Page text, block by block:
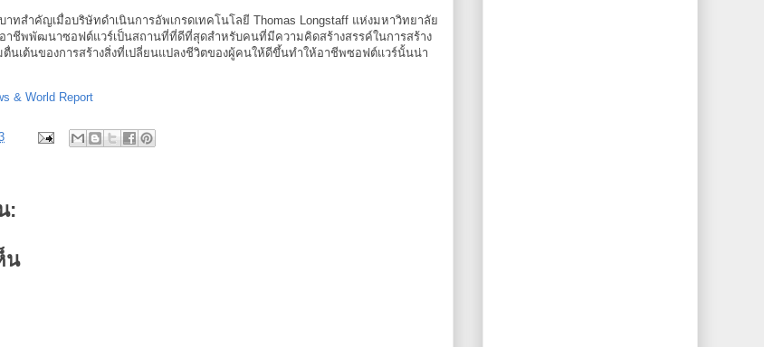
สำคัญเมื่อบริษัทดำเนินการอัพเกรดเทคโนโลยี Thomas Longstaff แห่งมหาวิทยาลัย
อาชีพพัฒนาซอฟต์แวร์เป็นสถานที่ที่ดีที่สุดสำหรับคนที่มีความคิดสร้างสรรค์ในการสร้าง
นเต้นของการสร้างสิ่งที่เปลี่ยนแปลงชีวิตของผู้คนให้ดีขึ้นทำให้อาชีพซอฟต์แวร์นั้นน่า
& World Report
:
น